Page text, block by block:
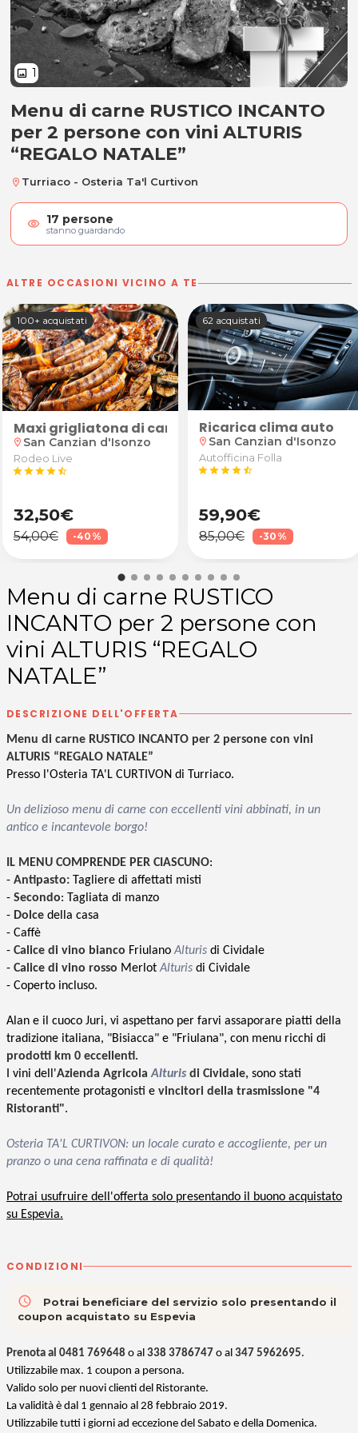
image 1
Menu di carne RUSTICO
Menu di carne RUSTICO INCANTO
per 2 persone con vini ALTURIS
“REGALO NATALE”
location_on Turriaco - Osteria Ta'l Curtivon
visibility 17 persone
stanno guardando
ALTRE OCCASIONI VICINO A TE
per poi iniziare il linfodrenaggio sulle
essenziale o linfodrenante con riflessologia
100+ acquistati
Maxi grigliatona di carne con bibita e dolce per 2
location_on San Canzian d'Isonzo
Rodeo Live
starstarstarstarstar_half
32,50€
54,00€ -40%
62 acquistati
Ricarica clima auto
location_on San Canzian d'Isonzo
Autofficina Folla
starstarstarstarstar_half
59,90€
85,00€ -30%
Menu di carne RUSTICO
INCANTO per 2 persone con
vini ALTURIS “REGALO
NATALE”
DESCRIZIONE DELL'OFFERTA
Menu di carne RUSTICO INCANTO per 2 persone con vini
ALTURIS “REGALO NATALE”
Presso l'Osteria TA'L CURTIVON di Turriaco.
Un delizioso menu di carne con eccellenti vini abbinati, in un
antico e incantevole borgo!
IL MENU COMPRENDE PER CIASCUNO:
- Antipasto: Tagliere di affettati misti
- Secondo: Tagliata di manzo
- Dolce della casa
- Caffè
- Calice di vino bianco FriulanoAlturis di Cividale
- Calice di vino rosso MerlotAlturis di Cividale
- Coperto incluso.
Alan e il cuoco Juri, vi aspettano per farvi assaporare piatti della
tradizione italiana, "Bisiacca" e "Friulana", con menu ricchi di
prodotti km 0 eccellenti.
I vini dell'Azienda AgricolaAlturis di Cividale, sono stati
recentemente protagonisti e vincitori della trasmissione "4
Ristoranti".
Osteria TA'L CURTIVON: un locale curato e accogliente, per un
pranzo o una cena raffinata e di qualità!
Potrai usufruire dell'offerta solo presentando il buono acquistato
su Espevia.
CONDIZIONI
access_time
Potrai beneficiare del servizio solo presentando il
coupon acquistato su Espevia
Prenota al 0481 769648 o al 338 3786747 o al 347 5962695.
Utilizzabile max. 1 coupon a persona.
Valido solo per nuovi clienti del Ristorante.
La validità è dal 1 gennaio al 28 febbraio 2019.
Utilizzabile tutti i giorni ad eccezione del Sabato e della Domenica.